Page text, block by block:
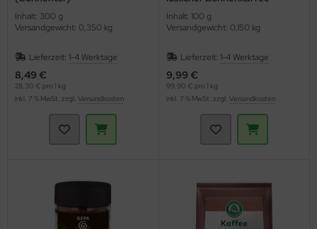
Inhalt: 300 g
Versandgewicht: 0,350 kg
Lieferzeit: 1-4 Werktage
8,49 €
28,30 € pro 1 kg
inkl. 7 % MwSt. zzgl. Versandkosten
Inhalt: 100 g
Versandgewicht: 0,150 kg
Lieferzeit: 1-4 Werktage
9,99 €
99,90 € pro 1 kg
inkl. 7 % MwSt. zzgl. Versandkosten